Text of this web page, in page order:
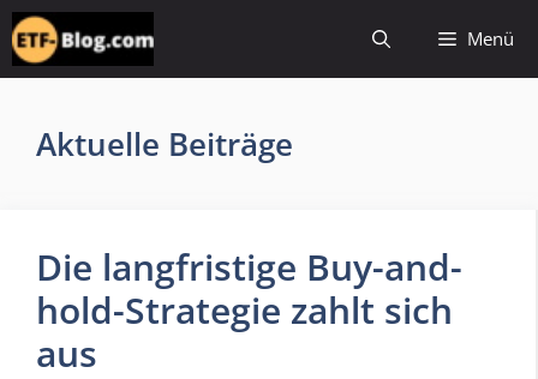
Zum
Inhalt
springen
Menü
Aktuelle Beiträge
Die langfristige Buy-and-
hold-Strategie zahlt sich
aus